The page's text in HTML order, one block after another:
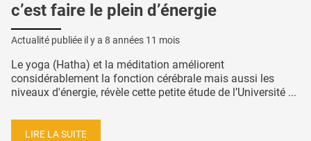
c’est faire le plein d’énergie
Actualité publiée il y a 8 années 11 mois
Le yoga (Hatha) et la méditation améliorent
considérablement la fonction cérébrale mais aussi les
niveaux d'énergie, révèle cette petite étude de l’Université ...
LIRE LA SUITE